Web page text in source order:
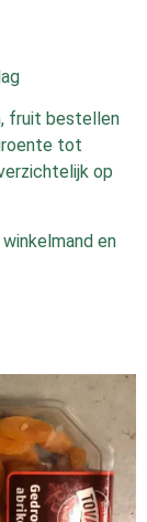
fruit bestellen
tot
op
en